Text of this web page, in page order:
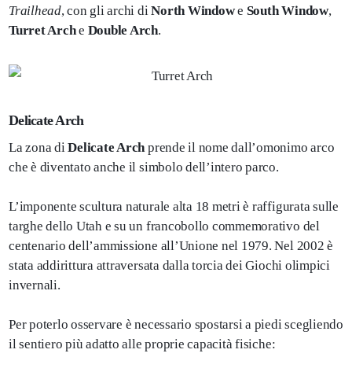
Trailhead, con gli archi diNorth Windowe South Window,
Turret Arche Double Arch.
Delicate Arch
La zona diDelicate Archprende il nome dall’omonimo arco
che è diventato anche il simbolo dell’intero parco.
L’imponente scultura naturale alta 18 metri è raffigurata sulle
targhe dello Utah e su un francobollo commemorativo del
centenario dell’ammissione all’Unione nel 1979. Nel 2002 è
stata addirittura attraversata dalla torcia dei Giochi olimpici
invernali.
Per poterlo osservare è necessario spostarsi a piedi scegliendo
il sentiero più adatto alle proprie capacità fisiche: